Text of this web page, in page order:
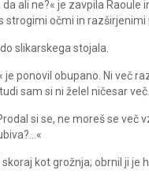
ali ne?« je zavpila Raoule
strogimi očmi in razširjenimi
slikarskega stojala.
ponovil obupano. Ni več
sam si ni želel ničesar več.
si se, ne moreš se več
kot grožnja; obrnil ji je